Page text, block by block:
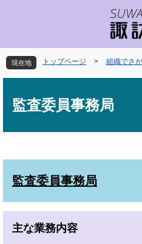
先
頭
を
飛
文
現在地 トップページ > 組織でさ
監査委員事務局
監査委員事務局
主な業務内容